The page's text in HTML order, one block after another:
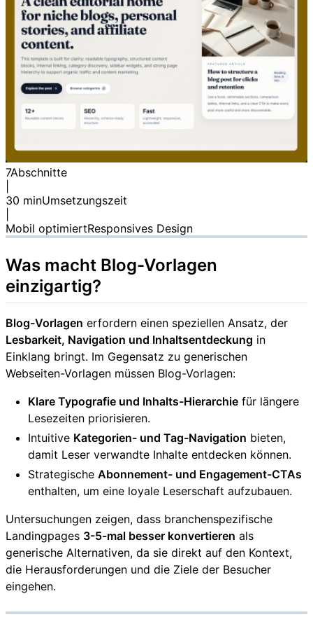
7Abschnitte
30 minUmsetzungszeit
Mobil optimiertResponsives Design
Was macht Blog-Vorlagen
einzigartig?
Blog-Vorlagen erfordern einen speziellen Ansatz, der
Lesbarkeit, Navigation und Inhaltsentdeckung in
Einklang bringt. Im Gegensatz zu generischen
Webseiten-Vorlagen müssen Blog-Vorlagen:
Klare Typografie und Inhalts-Hierarchie für längere
Lesezeiten priorisieren.
Intuitive Kategorien- und Tag-Navigation bieten,
damit Leser verwandte Inhalte entdecken können.
Strategische Abonnement- und Engagement-CTAs
enthalten, um eine loyale Leserschaft aufzubauen.
Untersuchungen zeigen, dass branchenspezifische
Landingpages 3-5-mal besser konvertieren als
generische Alternativen, da sie direkt auf den Kontext,
die Herausforderungen und die Ziele der Besucher
eingehen.